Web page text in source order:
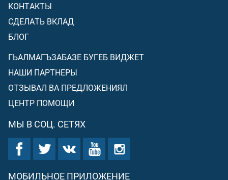
КОНТАКТЫ
СДЕЛАТЬ ВКЛАД
БЛОГ
ГЬАЛМАГЪЗАБАЗЕ БУГЕБ ВИДЖЕТ
НАШИ ПАРТНЕРЫ
ОТЗЫВАЛ ВА ПРЕДЛОЖЕНИЯЛ
ЦЕНТР ПОМОЩИ
МЫ В СОЦ. СЕТЯХ
МОБИЛЬНОЕ ПРИЛОЖЕНИЕ